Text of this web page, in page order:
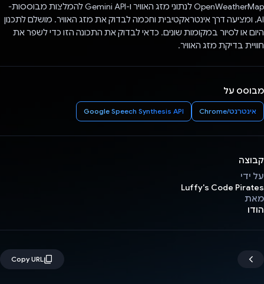
OpenWeatherMap לנתוני מזג האוויר ו-Gemini API להמלצות מבוססות-
AI, ומציעה דרך אינטראקטיבית וחכמה לבדוק את מזג האוויר. מושלם לתכנון
היום או לסיור במקומות שונים. כדאי לבדוק את התכונה הזו כדי לשפר את
חוויית בדיקת מזג האוויר.
מבוסס על
אינטרנט/Chrome Google Speech Synthesis API
קבוצה
על ידי
Luffy's Code Pirates
מאת
הודו